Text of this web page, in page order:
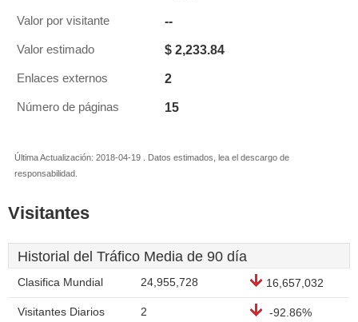
Valor por visitante --
Valor estimado $ 2,233.84
Enlaces externos 2
Número de páginas 15
Última Actualización: 2018-04-19 . Datos estimados, lea el descargo de
responsabilidad.
Visitantes
Historial del Tráfico Media de 90 día
Clasifica Mundial 24,955,728 16,657,032
Visitantes Diarios 2 -92.86%